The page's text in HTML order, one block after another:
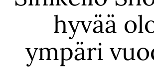
Ota yhteyttä!hyvää
ympäri